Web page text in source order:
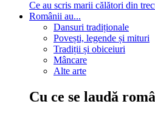
Ce au scris marii călători din
Românii au...
Dansuri tradiționale
Povești, legende și mituri
Tradiții și obiceiuri
Mâncare
Alte arte
Cu ce se laudă